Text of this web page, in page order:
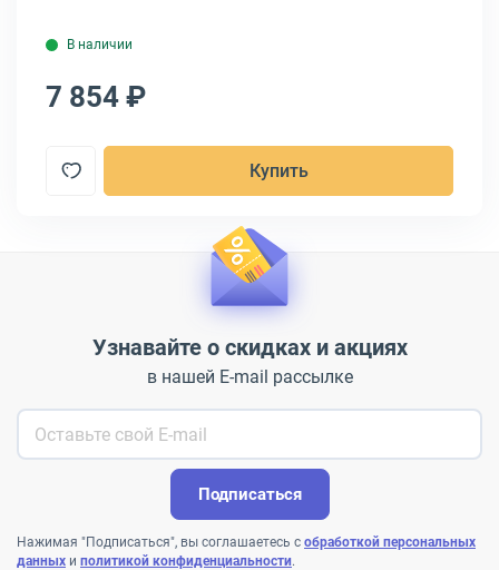
В наличии
7 854 ₽
Купить
Узнавайте о скидках и акциях
в нашей E-mail рассылке
Подписаться
Нажимая "Подписаться", вы соглашаетесь с обработкой персональных
данных и политикой конфиденциальности.